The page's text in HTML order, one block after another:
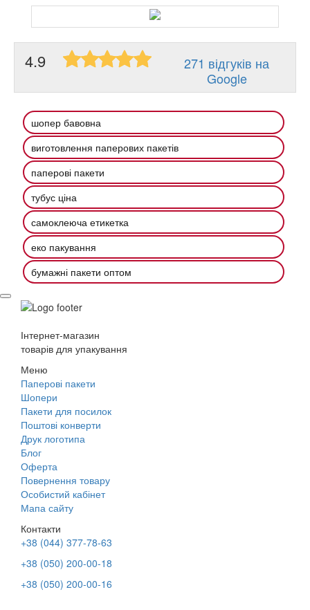
4.9
271 відгуків на
Google
шопер бавовна
виготовлення паперових пакетів
паперові пакети
тубус ціна
самоклеюча етикетка
еко пакування
бумажні пакети оптом
Інтернет-магазин
товарів для упакування
Меню
Паперові пакети
Шопери
Пакети для посилок
Поштові конверти
Друк логотипа
Блог
Оферта
Повернення товару
Особистий кабінет
Мапа сайту
Контакти
+38 (044) 377-78-63
+38 (050) 200-00-18
+38 (050) 200-00-16